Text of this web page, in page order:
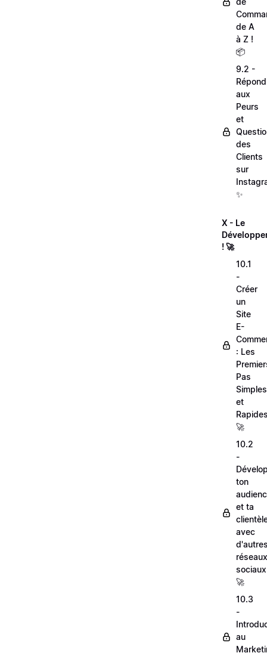
de A
à Z !
📦
9.2 -
aux
Peurs
et
des
Clients
sur
✨
X - Le
! 🚀
10.1
-
Créer
un
Site
E-
: Les
Pas
Simples
et
🚀
10.2
-
ton
et ta
avec
réseaux
🚀
10.3
-
au